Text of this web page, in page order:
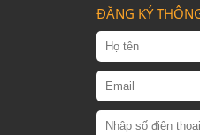
ĐĂNG KÝ